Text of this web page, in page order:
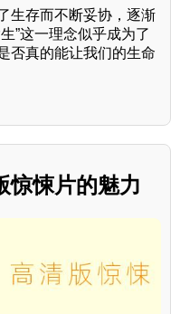
生存而不断妥协，逐渐
”这一理念似乎成为了
否真的能让我们的生命
惊悚片的魅力